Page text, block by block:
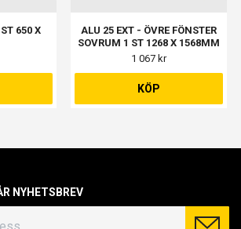
650 X
ALU 25 EXT - ÖVRE FÖNSTER
SOVRUM 1 ST 1268 X 1568MM
1 067 kr
KÖP
NYHETSBREV